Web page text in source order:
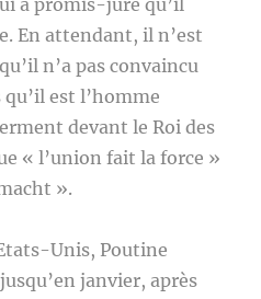
a promis-juré qu’il
En attendant, il n’est
n’a pas convaincu
est l’homme
devant le Roi des
« l’union fait la force »
».
Unis, Poutine
janvier, après